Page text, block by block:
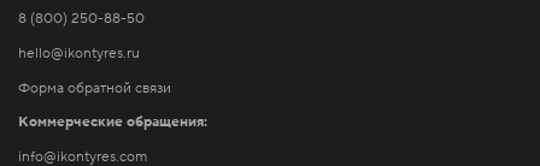
8 (800) 250-88-50
hello@ikontyres.ru
Форма обратной связи
Коммерческие обращения:
info@ikontyres.com